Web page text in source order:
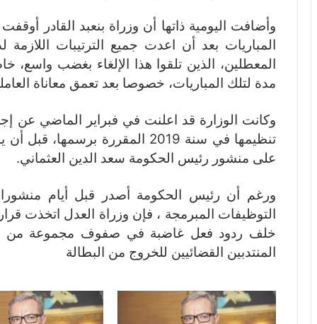
وأضافت اليومية ذاتها أن وزراة بنعبد القادر
المباريات بعد أن اعدت جميع الترتيبات
المعطلين، الذين تلقوا هذا الإلغاء بغضب
مدة لتلك المباريات، خصوصا بعد تعمق معاناة
تنظيمها في سنة 2019 المقررة
على منشور رئيس الحكومة سعد الدين العثماني.
ورغم أن رئيس الحكومة أصدر قبل أيام
التوظيفات المبرمجة ، فإن وزراة العدل اتخذت
خلف ردود فعل غاضبة في صفوف مجموعة من
المنتدبين القضائيين للخروج من البطالة